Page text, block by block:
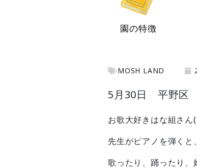
園の特徴
MOSH LAND
5月30日 平野区
お歌大好きはな組さん
先生がピアノを弾くと
歌ったり、踊ったり